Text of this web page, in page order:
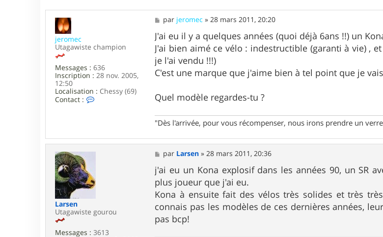
jeromec
Utagawiste champion
Messages : 636
Inscription : 28 nov. 2005,
12:50
Localisation : Chessy (69)
Contact :
c
t
e
e
r
e
c
M
e
s
s
a
g
e
par jeromec »28 mars 2011, 20:20
J'ai eu il y a quelques années (quoi déjà 6ans !!) un
J'ai bien aimé ce vélo : indestructible (garanti à vie) ,
je l'ai vendu !!!)
C'est une marque que j'aime bien à tel point que je
Quel modèle regardes-tu ?
"Dès l'arrivée, pour vous récompenser, nous irons prendre un
Larsen
Utagawiste gourou
Messages : 3613
M
e
s
s
a
g
e
par Larsen » 28 mars 2011, 20:36
j'ai eu un Kona explosif dans les années 90, un SR
plus joueur que j'ai eu.
Kona à ensuite fait des vélos très solides et très
connais pas les modèles de ces dernières années,
pas bcp!